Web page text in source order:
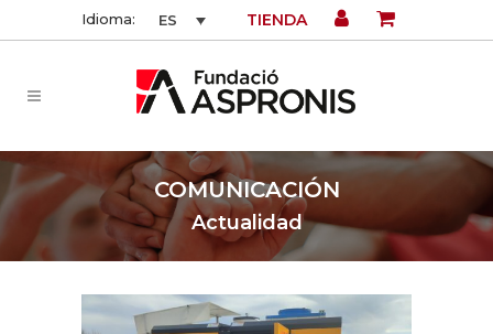
Idioma: ES TIENDA
COMUNICACIÓN
Actualidad